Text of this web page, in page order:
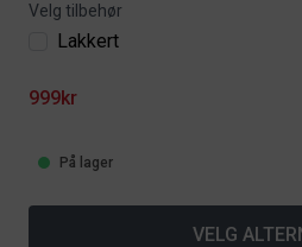
Velg tilbehør
Lakkert
999kr
På lager
VELG